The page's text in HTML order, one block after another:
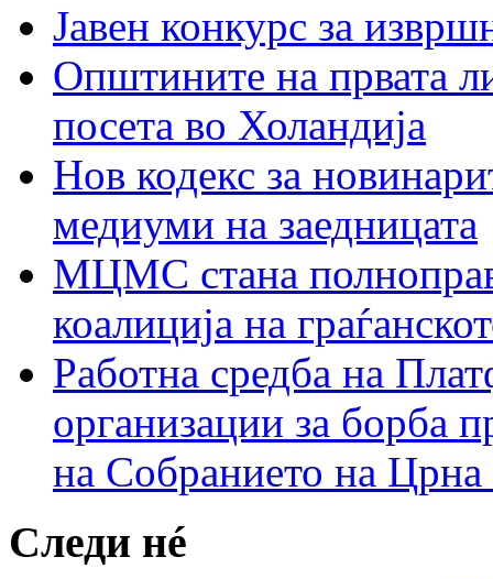
Јавен конкурс за
Општините на првата
посета во Холандија
Нов кодекс за
медиуми на заедницата
МЦМС стана
коалиција на
Работна средба на
организации за борба
на Собранието на Црна
Следи нé